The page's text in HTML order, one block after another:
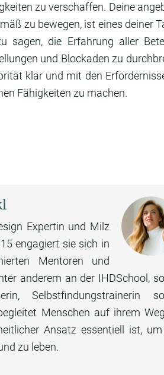
zu verschaffen. Deine
zu bewegen, ist eines deiner
sagen, die Erfahrung aller
und Blockaden zu
klar und mit den
Fähigkeiten zu machen.
Expertin und Milz
engagiert sie sich in
Mentoren und
anderem an der IHDSchool,
Selbstfindungstrainerin
Menschen auf ihrem
Ansatz essentiell ist,
zu leben.